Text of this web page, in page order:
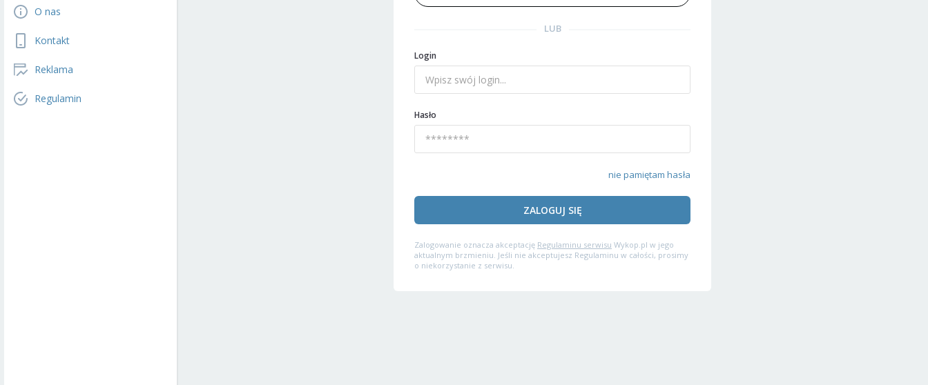
O nas
Kontakt
Reklama
Regulamin
LUB
Login
Hasło
nie pamiętam hasła
ZALOGUJ SIĘ
Zalogowanie oznacza akceptację Regulaminu serwisu Wykop.pl w jego
aktualnym brzmieniu. Jeśli nie akceptujesz Regulaminu w całości, prosimy
o niekorzystanie z serwisu.